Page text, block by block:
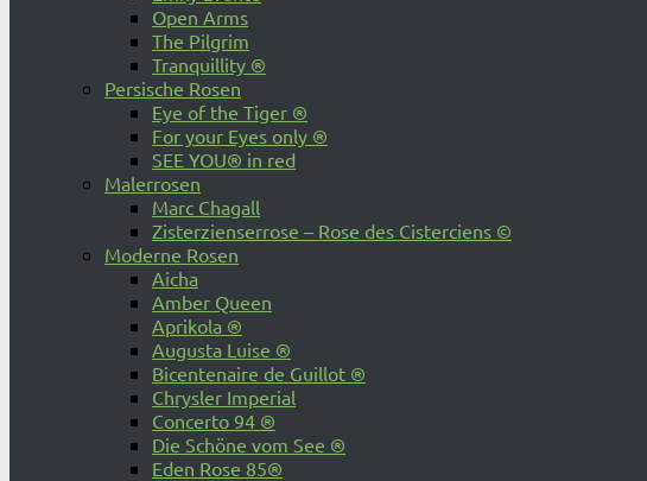
Open Arms
The Pilgrim
Tranquillity ®
Persische Rosen
Eye of the Tiger ®
For your Eyes only ®
SEE YOU® in red
Malerrosen
Marc Chagall
Zisterzienserrose – Rose des Cisterciens ©
Moderne Rosen
Aicha
Amber Queen
Aprikola ®
Augusta Luise ®
Bicentenaire de Guillot ®
Chrysler Imperial
Concerto 94 ®
Die Schöne vom See ®
Eden Rose 85®